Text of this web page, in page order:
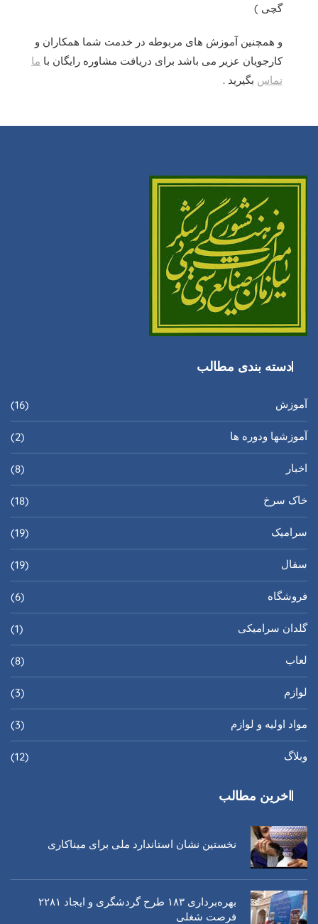
گچی )
و همچنین آموزش های مربوطه در خدمت شما همکاران و
کارجویان عزیر می باشد برای دریافت مشاوره رایگان با ما
تماس بگیرید .
دسته بندی مطالب
آموزش (16)
آموزشها ودوره ها (2)
اخبار (8)
خاک سرخ (18)
سرامیک (19)
سفال (19)
فروشگاه (6)
گلدان سرامیکی (1)
لعاب (8)
لوازم (3)
مواد اولیه و لوازم (3)
وبلاگ (12)
اخرین مطالب
نخستین نشان استاندارد ملی برای میناکاری
بهره‌برداری ١٨٣ طرح گردشگری و ایجاد ٢٢٨١
فرصت شغلی